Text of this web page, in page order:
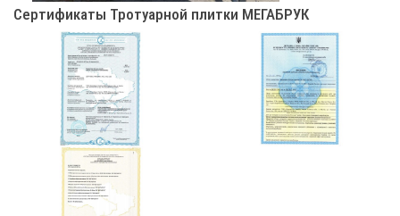
Сертификаты Тротуарной плитки МЕГАБРУК